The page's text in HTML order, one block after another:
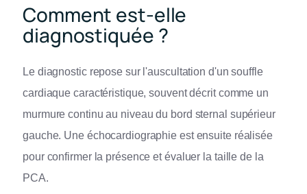
Comment est-elle
diagnostiquée ?
Le diagnostic repose sur l'auscultation d'un souffle
cardiaque caractéristique, souvent décrit comme un
murmure continu au niveau du bord sternal supérieur
gauche. Une échocardiographie est ensuite réalisée
pour confirmer la présence et évaluer la taille de la
PCA.